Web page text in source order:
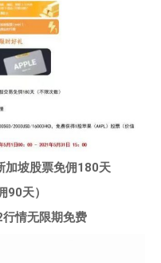
加坡股票免佣180天
90天）
情无限期免费